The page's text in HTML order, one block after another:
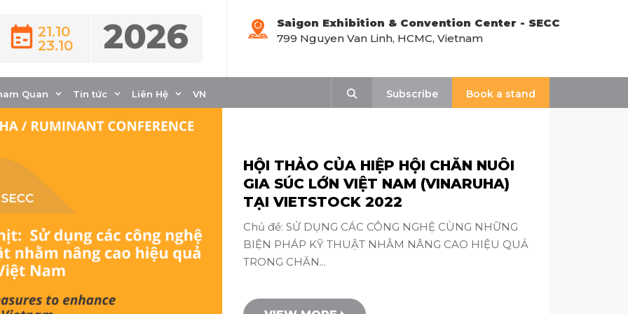
21.10
23.10
2026
Saigon Exhibition & Convention Center - SECC
799 Nguyen Van Linh, HCMC, Vietnam
Quan Tin tức Liên Hệ VN
Subscribe
Book a stand
RUNINANT
HỘI THẢO CỦA HIỆP HỘI CHĂN NUÔI
GIA SÚC LỚN VIỆT NAM (VINARUHA)
TẠI VIETSTOCK 2022
Chủ đề: SỬ DỤNG CÁC CÔNG NGHỆ CÙNG NHỮNG
BIỆN PHÁP KỸ THUẬT NHẰM NÂNG CAO HIỆU QUẢ
TRONG CHĂN...